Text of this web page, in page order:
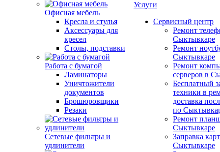
Офисная мебель
Кресла и стулья
Аксессуары для
кресел
Столы, подставки
Работа с бумагой
Ламинаторы
Уничтожители
документов
Брошюровщики
Резаки
Сетевые фильтры и
удлинители
Услуги
Сервисный центр
Ремонт
Сыктывкаре
Ремонт
Сыктывкаре
Ремонт
серверов в
Бесплатный
техники в
доставка
по
Ремонт
Сыктывкаре
Заправка
Сыктывкаре